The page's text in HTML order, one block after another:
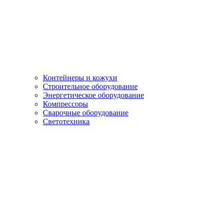
Контейнеры и кожухи
Строительное оборудование
Энергетическое оборудование
Компрессоры
Сварочные оборудование
Светотехника